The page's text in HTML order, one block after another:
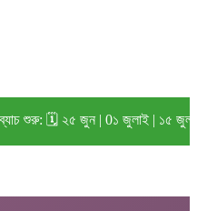
শুরু: 🗓️ ২৫ জুন | 0১ জুলাই | ১৫ জুলাই